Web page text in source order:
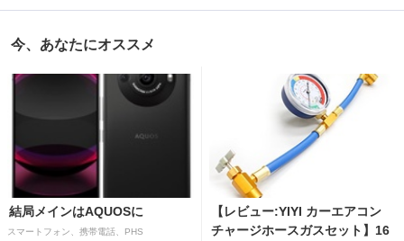
今、あなたにオススメ
結局メインはAQUOSに
スマートフォン、携帯電話、PHS
【レビュー:YIYI カーエアコン
チャージホースガスセット】16